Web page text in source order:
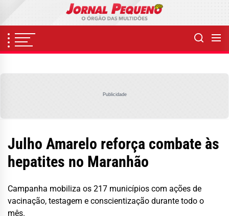
content
Publicidade
Julho Amarelo reforça combate às
hepatites no Maranhão
Campanha mobiliza os 217 municípios com ações de
vacinação, testagem e conscientização durante todo o
mês.